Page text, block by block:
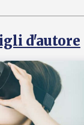
d'autore